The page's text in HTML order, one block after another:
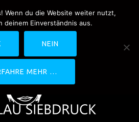
drucken@lichtblau-
Schwedlerstraße 1 - 5 60314
Wenn du die Website weiter nutzt,
deinem Einverständnis aus.
NEIN
MEHR …